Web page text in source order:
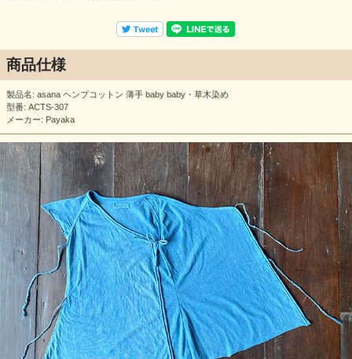
商品仕様
製品名: asana ヘンプコットン 薄手 baby baby・草木染め
型番: ACTS-307
メーカー: Payaka